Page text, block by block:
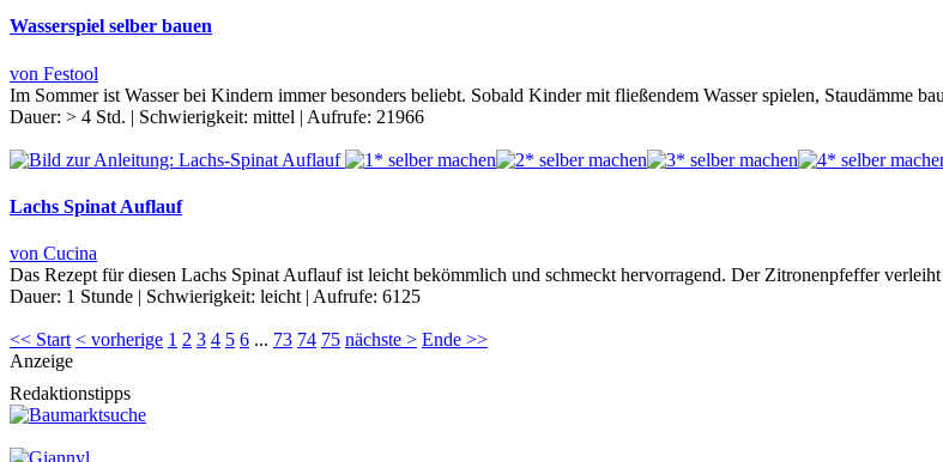
Wasserspiel selber bauen
von Festool
Im Sommer ist Wasser bei Kindern immer besonders beliebt. Sobald Kinder mit fließendem Wasser spielen, Staudämme
Dauer: > 4 Std. | Schwierigkeit: mittel | Aufrufe: 21966
Lachs Spinat Auflauf
von Cucina
Das Rezept für diesen Lachs Spinat Auflauf ist leicht bekömmlich und schmeckt hervorragend. Der Zitronenpfeffer
Dauer: 1 Stunde | Schwierigkeit: leicht | Aufrufe: 6125
<< Start < vorherige 1 2 3 4 5 6 ... 73 74 75 nächste > Ende >>
Anzeige
Redaktionstipps